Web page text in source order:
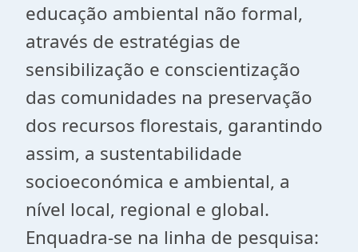
educação ambiental não formal,
através de estratégias de
sensibilização e conscientização
das comunidades na preservação
dos recursos florestais, garantindo
assim, a sustentabilidade
socioeconómica e ambiental, a
nível local, regional e global.
Enquadra-se na linha de pesquisa: